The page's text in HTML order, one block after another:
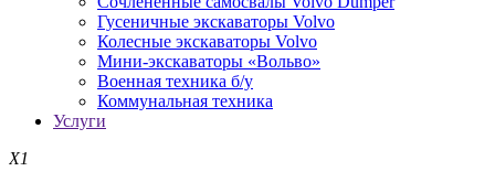
Гусеничные экскаваторы Volvo
Колесные экскаваторы Volvo
Мини-экскаваторы «Вольво»
Военная техника б/у
Коммунальная техника
Услуги
X1